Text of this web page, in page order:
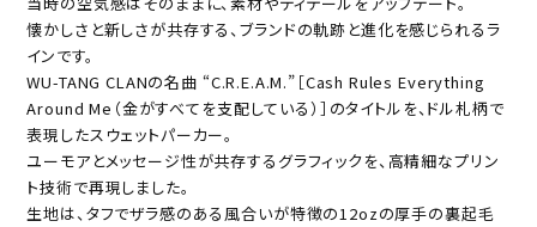
懐かしさと新しさが共存する、ブランドの軌跡と進化を感じられるラ
インです。
WU-TANG CLANの名曲 “C.R.E.A.M.”［Cash Rules Everything
Around Me（金がすべてを支配している）］のタイトルを、ドル札柄で
表現したスウェットパーカー。
ユーモアとメッセージ性が共存するグラフィックを、高精細なプリン
ト技術で再現しました。
生地は、タフでザラ感のある風合いが特徴の12ozの厚手の裏起毛